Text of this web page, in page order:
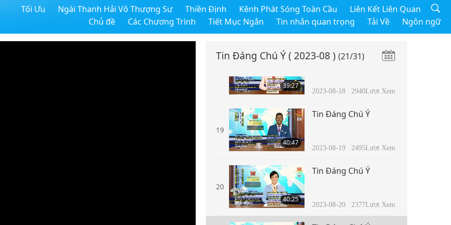
Tối Ưu Ngài Thanh Hải Vô Thượng Sư Thiền Định Kênh Phát Sóng Toàn Cầu
Liên Kết Liên Quan
Chủ đề
Các Chương Trình Tiết Mục Ngắn Tin nhắn quan trọng Tải Về Ngôn ngữ
Tin Đáng Chú Ý( 2023-08 ) (21/31)
17
2023-08-172683Lượt Xem
39:27
Tin Đáng Chú Ý
2023-08-18 2940Lượt Xem
19
40:47
Tin Đáng Chú Ý
2023-08-19 2495Lượt Xem
20
40:25
Tin Đáng Chú Ý
2023-08-20 2377Lượt Xem